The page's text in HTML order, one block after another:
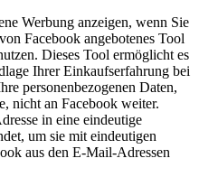
Werbung anzeigen, wenn Sie
Facebook angebotenes Tool
Dieses Tool ermöglicht es
Ihrer Einkaufserfahrung bei
personenbezogenen Daten,
nicht an Facebook weiter.
in eine eindeutige
um sie mit eindeutigen
aus den E-Mail-Adressen